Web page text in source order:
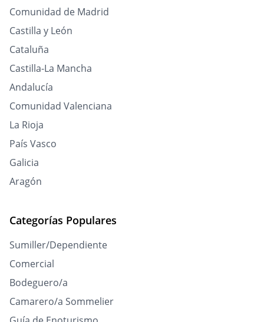
Comunidad de Madrid
Castilla y León
Cataluña
Castilla-La Mancha
Andalucía
Comunidad Valenciana
La Rioja
País Vasco
Galicia
Aragón
Categorías Populares
Sumiller/Dependiente
Comercial
Bodeguero/a
Camarero/a Sommelier